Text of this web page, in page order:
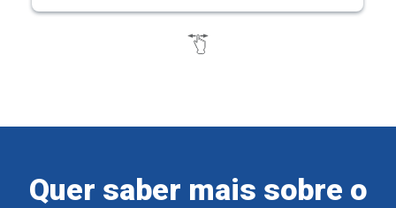
Quer saber mais sobre o